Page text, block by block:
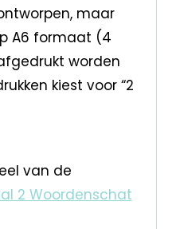
maar
A6 formaat (4
worden
kiest voor “2
van de
2 Woordenschat